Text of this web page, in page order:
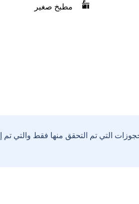
مطبخ صغير
التي تم التحقق منها فقط والتي